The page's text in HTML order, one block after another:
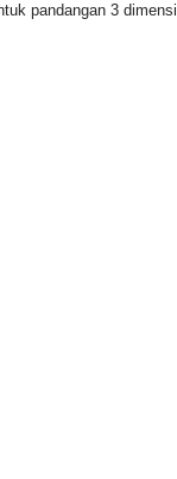
pandangan 3 dimensi